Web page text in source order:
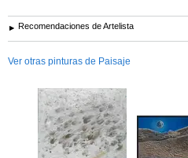
Recomendaciones de Artelista
Ver otras pinturas de Paisaje